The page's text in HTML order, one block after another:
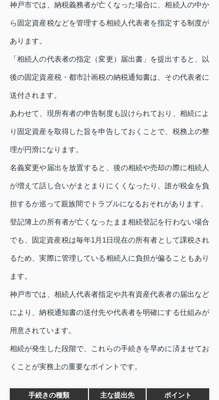
神戸市では、納税義務者が亡くなった場合に、相続人の中か
ら固定資産税などを管理する相続人代表者を指定する制度が
あります。
「相続人の代表者の指定（変更）届出書」を提出すると、以
後の固定資産税・都市計画税の納税通知書は、その代表者に
送付されます。
あわせて、現所有者の申告制度も設けられており、相続によ
り固定資産を取得した旨を申告しておくことで、税務上の整
理が円滑になります。
名義変更や届出を放置すると、後の相続や売却の際に相続人
が増えて話し合いがまとまりにくくなったり、誰が税金を負
担するか巡って親族間でトラブルになるおそれがあります。
登記簿上の所有者が亡くなったまま相続登記を行わない場合
でも、固定資産税は毎年1月1日現在の所有者として課税され
るため、実際に管理している相続人に負担が偏ることもあり
ます。
神戸市では、相続人代表者指定や共有資産代表者の届出など
により、納税通知書の送付先や代表者を明確にする仕組みが
用意されています。
相続が発生した段階で、これらの手続きを早めに済ませてお
くことが実務上の重要なポイントです。
手続きの種類 主な提出先 ポイント